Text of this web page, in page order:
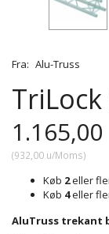
Fra: Alu-Truss
TriLock
1.165,00
(932,00 u/Moms)
Køb 2eller
Køb 4eller
AluTruss trekant